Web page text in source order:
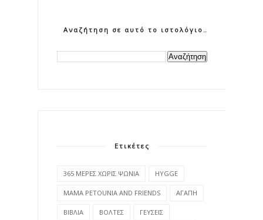
Αναζήτηση σε αυτό το ιστολόγιο
Ετικέτες
365 ΜΕΡΕΣ ΧΩΡΙΣ ΨΩΝΙΑ HYGGE
MAMA PETOUNIA AND FRIENDS ΑΓΑΠΗ
ΒΙΒΛΙΑ ΒΟΛΤΕΣ ΓΕΥΣΕΙΣ